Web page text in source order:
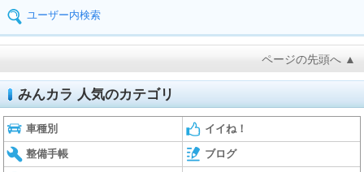
ユーザー内検索
ページの先頭へ ▲
みんカラ 人気のカテゴリ
車種別 イイね！
整備手帳 ブログ